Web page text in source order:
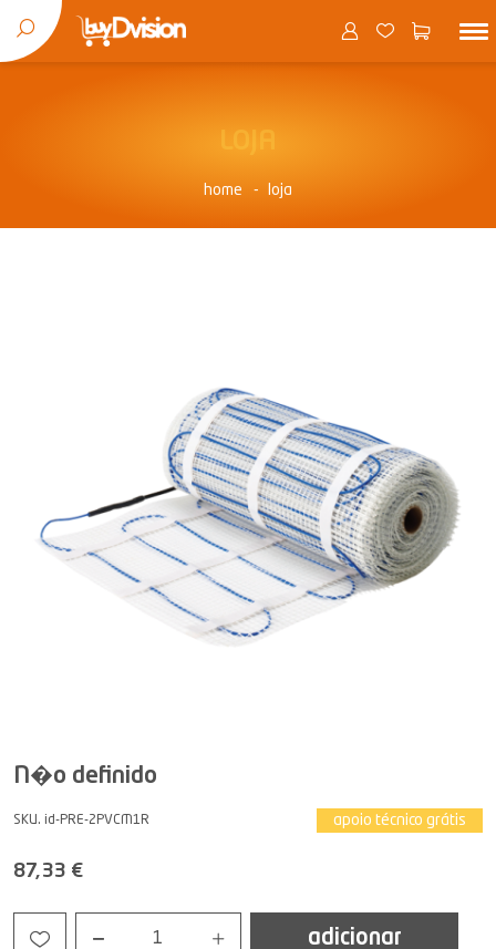
home loja
N�o definido
SKU. id-PRE-2PVCM1R apoio técnico grátis
87,33 €
1 adicionar